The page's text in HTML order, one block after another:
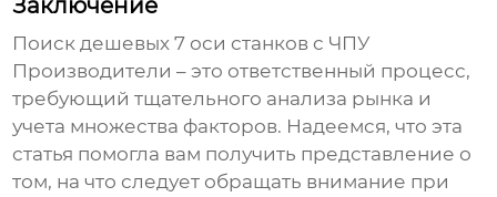
Заключение
Поискдешевых 7 оси станков с ЧПУ
Производители – это ответственный процесс,
требующий тщательного анализа рынка и
учета множества факторов. Надеемся, что эта
статья помогла вам получить представление о
том, на что следует обращать внимание при